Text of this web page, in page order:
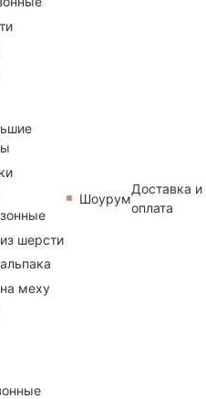
шерсти
меху
Шоурум
Доставка и
оплата